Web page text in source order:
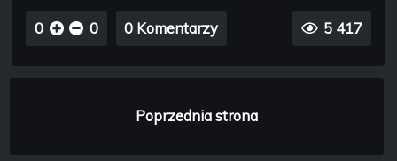
0 0 0 Komentarzy 5 417
Poprzednia strona